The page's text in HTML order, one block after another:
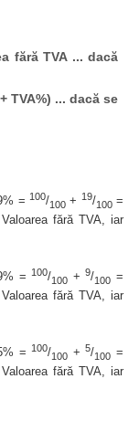
fără TVA ... dacă
TVA%) ... dacă se
= 100/100+ 19/100=
fără TVA, iar
=100/100 +9/100 =
fără TVA, iar
=100/100 +5/100 =
fără TVA, iar